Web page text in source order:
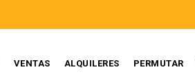
VENTAS ALQUILERES PERMUTAR